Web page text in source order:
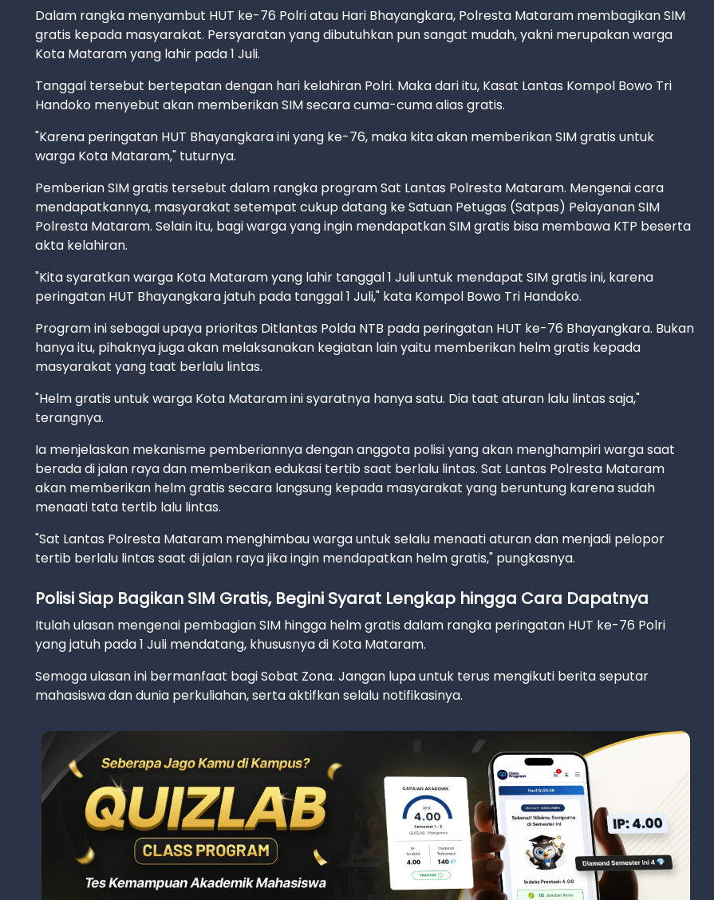
Dalam rangka menyambut HUT ke-76 Polri atau Hari Bhayangkara, Polresta Mataram membagikan SIM
gratis kepada masyarakat. Persyaratan yang dibutuhkan pun sangat mudah, yakni merupakan warga
Kota Mataram yang lahir pada 1 Juli.
Tanggal tersebut bertepatan dengan hari kelahiran Polri. Maka dari itu, Kasat Lantas Kompol Bowo Tri
Handoko menyebut akan memberikan SIM secara cuma-cuma alias gratis.
"Karena peringatan HUT Bhayangkara ini yang ke-76, maka kita akan memberikan SIM gratis untuk
warga Kota Mataram," tuturnya.
Pemberian SIM gratis tersebut dalam rangka program Sat Lantas Polresta Mataram. Mengenai cara
mendapatkannya, masyarakat setempat cukup datang ke Satuan Petugas (Satpas) Pelayanan SIM
Polresta Mataram. Selain itu, bagi warga yang ingin mendapatkan SIM gratis bisa membawa KTP beserta
akta kelahiran.
"Kita syaratkan warga Kota Mataram yang lahir tanggal 1 Juli untuk mendapat SIM gratis ini, karena
peringatan HUT Bhayangkara jatuh pada tanggal 1 Juli," kata Kompol Bowo Tri Handoko.
Program ini sebagai upaya prioritas Ditlantas Polda NTB pada peringatan HUT ke-76 Bhayangkara. Bukan
hanya itu, pihaknya juga akan melaksanakan kegiatan lain yaitu memberikan helm gratis kepada
masyarakat yang taat berlalu lintas.
"Helm gratis untuk warga Kota Mataram ini syaratnya hanya satu. Dia taat aturan lalu lintas saja,"
terangnya.
Ia menjelaskan mekanisme pemberiannya dengan anggota polisi yang akan menghampiri warga saat
berada di jalan raya dan memberikan edukasi tertib saat berlalu lintas. Sat Lantas Polresta Mataram
akan memberikan helm gratis secara langsung kepada masyarakat yang beruntung karena sudah
menaati tata tertib lalu lintas.
"Sat Lantas Polresta Mataram menghimbau warga untuk selalu menaati aturan dan menjadi pelopor
tertib berlalu lintas saat di jalan raya jika ingin mendapatkan helm gratis," pungkasnya.
Polisi Siap Bagikan SIM Gratis, Begini Syarat Lengkap hingga Cara Dapatnya
Itulah ulasan mengenai pembagian SIM hingga helm gratis dalam rangka peringatan HUT ke-76 Polri
yang jatuh pada 1 Juli mendatang, khususnya di Kota Mataram.
Semoga ulasan ini bermanfaat bagi Sobat Zona. Jangan lupa untuk terus mengikuti berita seputar
mahasiswa dan dunia perkuliahan, serta aktifkan selalu notifikasinya.